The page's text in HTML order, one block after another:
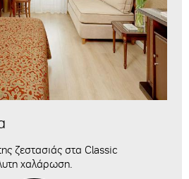
ζεστασιάς στα Classic
χαλάρωση.